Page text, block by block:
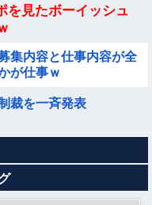
を見たボーイッシュ
集内容と仕事内容が全
が仕事ｗ
裁を一斉発表
藤慎二被告に懲役7年
の爆心地に”こんなも